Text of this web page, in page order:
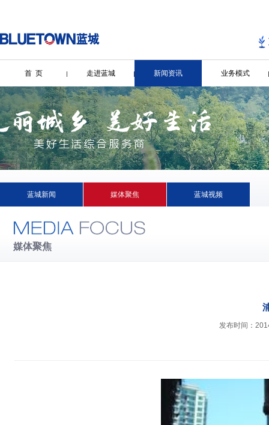
首 页 走进蓝城 新闻资讯 业务模式
蓝城新闻 媒体聚焦 蓝城视频
媒体聚焦
发布时间：